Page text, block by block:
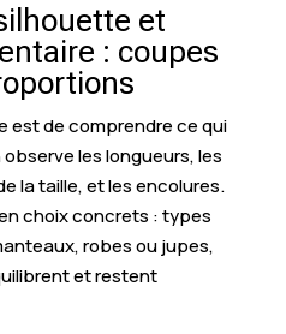
et
: coupes
est de comprendre ce qui
les longueurs, les
la taille, et les encolures.
choix concrets : types
robes ou jupes,
et restent